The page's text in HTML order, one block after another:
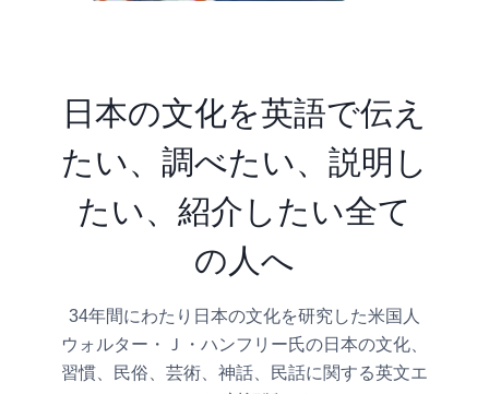
日本の文化を英語で伝え
たい、調べたい、説明し
たい、紹介したい全て
の人へ
34年間にわたり日本の文化を研究した米国人
ウォルター・Ｊ・ハンフリー氏の日本の文化、
習慣、民俗、芸術、神話、民話に関する英文エ